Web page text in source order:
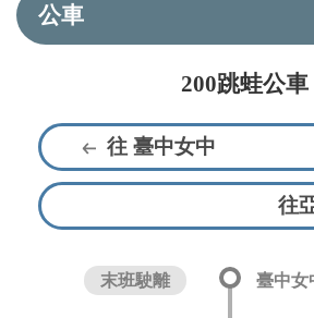
公車
200跳蛙公車
往 臺中女中
往
末班駛離 臺中女